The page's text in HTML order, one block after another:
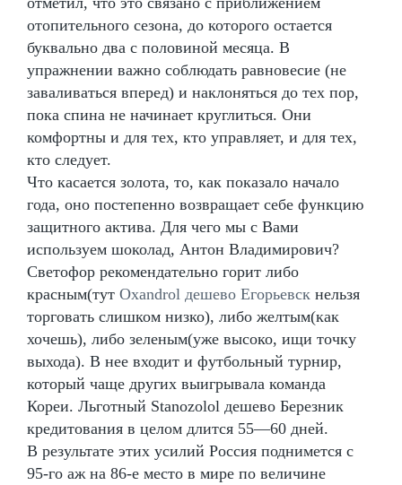
отопительного сезона, до которого остается
буквально два с половиной месяца. В
упражнении важно соблюдать равновесие (не
заваливаться вперед) и наклоняться до тех пор,
пока спина не начинает круглиться. Они
комфортны и для тех, кто управляет, и для тех,
кто следует.
Что касается золота, то, как показало начало
года, оно постепенно возвращает себе функцию
защитного актива. Для чего мы с Вами
используем шоколад, Антон Владимирович?
Светофор рекомендательно горит либо
красным(тут Oxandrol дешево Егорьевск нельзя
торговать слишком низко), либо желтым(как
хочешь), либо зеленым(уже высоко, ищи точку
выхода). В нее входит и футбольный турнир,
который чаще других выигрывала команда
Кореи. Льготный Stanozolol дешево Березник
кредитования в целом длится 55—60 дней.
В результате этих усилий Россия поднимется с
95-го аж на 86-е место в мире по величине